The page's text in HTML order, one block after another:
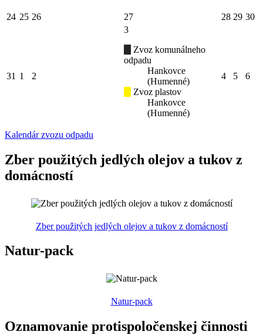
24 25 26 27 28 29 30
31 1 2
3
Zvoz komunálneho
odpadu
Hankovce
(Humenné)
Zvoz plastov
Hankovce
(Humenné)
4 5 6
Kalendár zvozu odpadu
Zber použitých jedlých olejov a tukov z
domácností
Zber použitých jedlých olejov a tukov z domácností
Natur-pack
Natur-pack
Oznamovanie protispoločenskej činnosti